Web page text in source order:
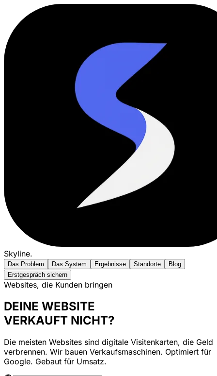
Skyline.
Das Problem Das System Ergebnisse Standorte
Blog
Erstgespräch sichern
Websites, die Kunden bringen
DEINE WEBSITE
VERKAUFT NICHT?
Die meisten Websites sind digitale Visitenkarten, die Geld
verbrennen. Wir bauen Verkaufsmaschinen. Optimiert für
Google. Gebaut für Umsatz.